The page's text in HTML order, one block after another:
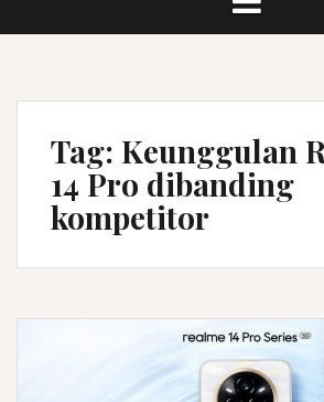
Tag: Keunggulan
14 Pro dibanding
kompetitor